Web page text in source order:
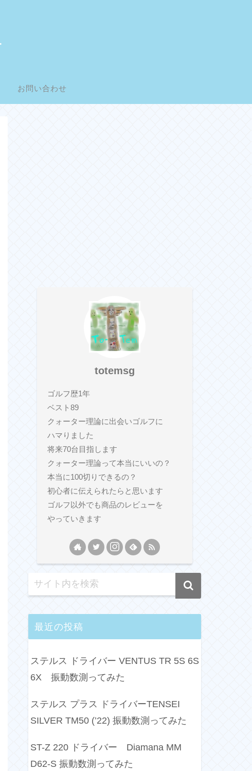
お問い合わせ
totemsg
ゴルフ歴1年
ベスト89
クォーター理論に出会いゴルフに
ハマりました
将来70台目指します
クォーター理論って本当にいいの？
本当に100切りできるの？
初心者に伝えられたらと思います
ゴルフ以外でも商品のレビューを
やっていきます
最近の投稿
ステルス ドライバー VENTUS TR 5S 6S
6X 振動数測ってみた
ステルス プラス ドライバーTENSEI
SILVER TM50 (’22) 振動数測ってみた
ST-Z 220 ドライバー Diamana MM
D62-S 振動数測ってみた